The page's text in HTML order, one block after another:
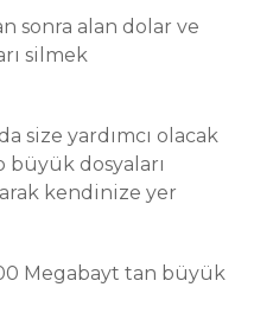
sonra alan dolar ve
silmek
size yardımcı olacak
büyük dosyaları
kendinize yer
Megabayt tan büyük